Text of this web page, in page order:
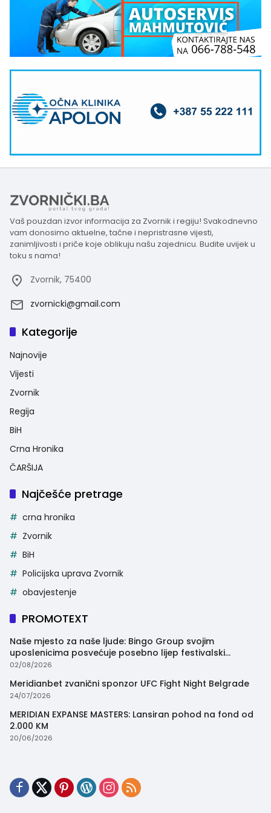
Vaš pouzdan izvor informacija za Zvornik i regiju! Svakodnevno
vam donosimo aktuelne, tačne i nepristrasne vijesti,
zanimljivosti i priče koje oblikuju našu zajednicu. Budite uvijek u
toku s nama!
Zvornik, 75400
zvornicki@gmail.com
Kategorije
Najnovije
Vijesti
Zvornik
Regija
BiH
Crna Hronika
ČARŠIJA
Najčešće pretrage
crna hronika
Zvornik
BiH
Policijska uprava Zvornik
obavjestenje
PROMOTEXT
Naše mjesto za naše ljude: Bingo Group svojim
uposlenicima posvećuje posebno lijep festivalski
trenutak
02/08/2026
Meridianbet zvanični sponzor UFC Fight Night Belgrade
24/07/2026
MERIDIAN EXPANSE MASTERS: Lansiran pohod na fond od
2.000 KM
20/06/2026